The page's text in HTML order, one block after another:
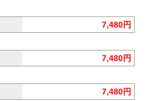
7,480円
7,480円
7,480円